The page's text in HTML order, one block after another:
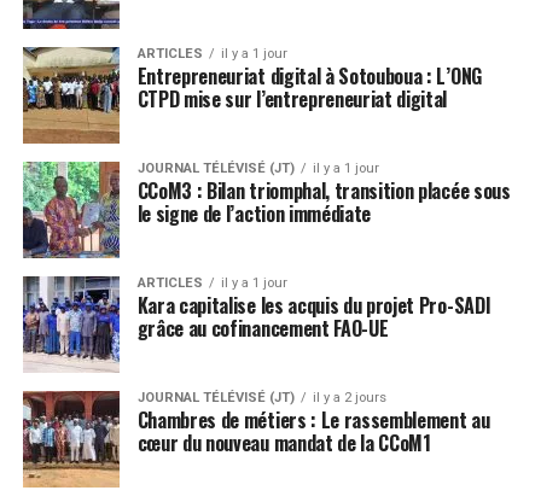
ARTICLES il y a 1 jour
Entrepreneuriat digital à Sotouboua : L’ONG
CTPD mise sur l’entrepreneuriat digital
JOURNAL TÉLÉVISÉ (JT) il y a 1 jour
CCoM3 : Bilan triomphal, transition placée sous
le signe de l’action immédiate
ARTICLES il y a 1 jour
Kara capitalise les acquis du projet Pro-SADI
grâce au cofinancement FAO-UE
JOURNAL TÉLÉVISÉ (JT) il y a 2 jours
Chambres de métiers : Le rassemblement au
cœur du nouveau mandat de la CCoM1